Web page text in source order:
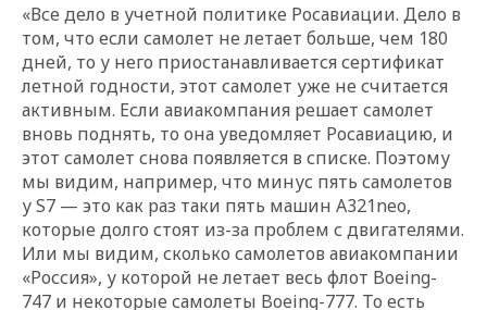
«Все дело в учетной политике Росавиации. Дело в
том, что если самолет не летает больше, чем 180
дней, то у него приостанавливается сертификат
летной годности, этот самолет уже не считается
активным. Если авиакомпания решает самолет
вновь поднять, то она уведомляет Росавиацию, и
этот самолет снова появляется в списке. Поэтому
мы видим, например, что минус пять самолетов
у S7 — это как раз таки пять машин A321neo,
которые долго стоят из-за проблем с двигателями.
Или мы видим, сколько самолетов авиакомпании
«Россия», у которой не летает весь флот Boeing-
747 и некоторые самолеты Boeing-777. То есть